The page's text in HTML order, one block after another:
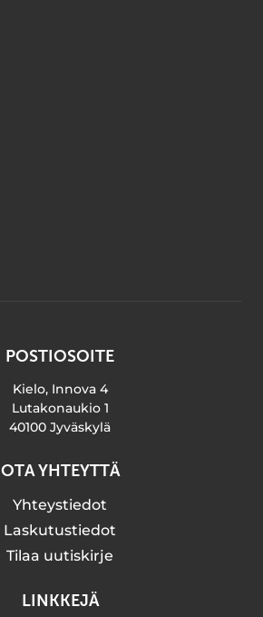
POSTIOSOITE
Kielo, Innova 4
Lutakonaukio 1
40100 Jyväskylä
OTA YHTEYTTÄ
Yhteystiedot
Laskutustiedot
Tilaa uutiskirje
LINKKEJÄ